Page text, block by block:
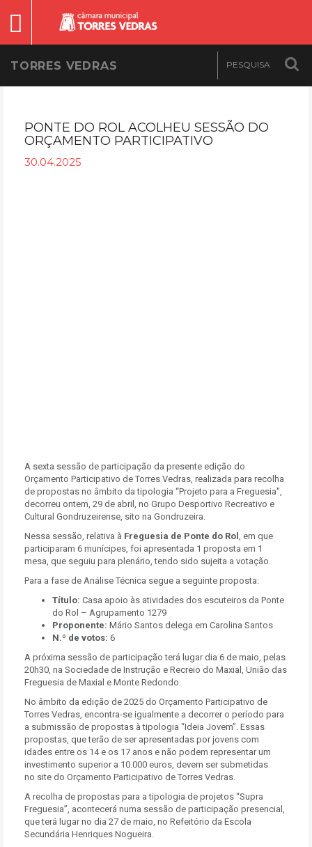
TORRES VEDRAS
PONTE DO ROL ACOLHEU SESSÃO DO
ORÇAMENTO PARTICIPATIVO
30.04.2025
A sexta sessão de participação da presente edição do
Orçamento Participativo de Torres Vedras, realizada para recolha
de propostas no âmbito da tipologia “Projeto para a Freguesia",
decorreu ontem, 29 de abril, no Grupo Desportivo Recreativo e
Cultural Gondruzeirense, sito na Gondruzeira.
Nessa sessão, relativa à Freguesia de Ponte do Rol , em que
participaram 6 munícipes, foi apresentada 1 proposta em 1
mesa, que seguiu para plenário, tendo sido sujeita a votação.
Para a fase de Análise Técnica segue a seguinte proposta:
Título: Casa apoio às atividades dos escuteiros da Ponte
do Rol – Agrupamento 1279
Proponente: Mário Santos delega em Carolina Santos
N.º de votos: 6
A próxima sessão de participação terá lugar dia 6 de maio, pelas
20h30, na Sociedade de Instrução e Recreio do Maxial, União das
Freguesia de Maxial e Monte Redondo.
No âmbito da edição de 2025 do Orçamento Participativo de
Torres Vedras, encontra-se igualmente a decorrer o período para
a submissão de propostas à tipologia “Ideia Jovem”. Essas
propostas, que terão de ser apresentadas por jovens com
idades entre os 14 e os 17 anos e não podem representar um
investimento superior a 10.000 euros, devem ser submetidas
no site do Orçamento Participativo de Torres Vedras.
A recolha de propostas para a tipologia de projetos “Supra
Freguesia”, acontecerá numa sessão de participação presencial,
que terá lugar no dia 27 de maio, no Refeitório da Escola
Secundária Henriques Nogueira.